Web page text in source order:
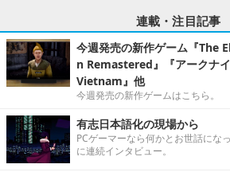
連載・注目記事
今週発売の新作ゲーム『The
n Remastered』『アークナ
Vietnam』他
今週発売の新作ゲームはこちら。
有志日本語化の現場から
PCゲーマーなら何かとお世話にな
に連続インタビュー。